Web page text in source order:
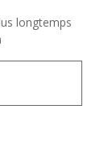
longtemps